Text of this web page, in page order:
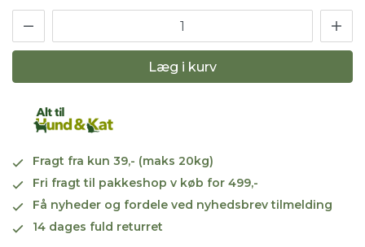
Læg i kurv
Fragt fra kun 39,- (maks 20kg)
Fri fragt til pakkeshop v køb for 499,-
Få nyheder og fordele ved nyhedsbrev tilmelding
14 dages fuld returret